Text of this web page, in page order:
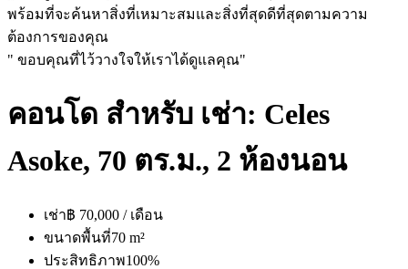
พร้อมที่จะค้นหาสิ่งที่เหมาะสมและสิ่งที่สุดดีที่สุดตามความ
ต้องการของคุณ
" ขอบคุณที่ไว้วางใจให้เราได้ดูแลคุณ"
คอนโด สำหรับ เช่า: Celes
Asoke, 70 ตร.ม., 2 ห้องนอน
เช่า฿ 70,000 / เดือน
ขนาดพื้นที่70 m²
ประสิทธิภาพ100%